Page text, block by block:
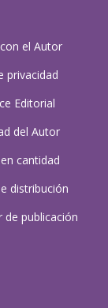
el Autor
privacidad
Editorial
del Autor
cantidad
distribución
de publicación